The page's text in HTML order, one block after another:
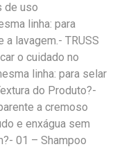
de uso
linha: para
lavagem.- TRUSS
o cuidado no
linha: para selar
do Produto?-
a cremoso
e enxágua sem
01 – Shampoo